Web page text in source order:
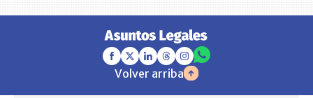
Volver arriba